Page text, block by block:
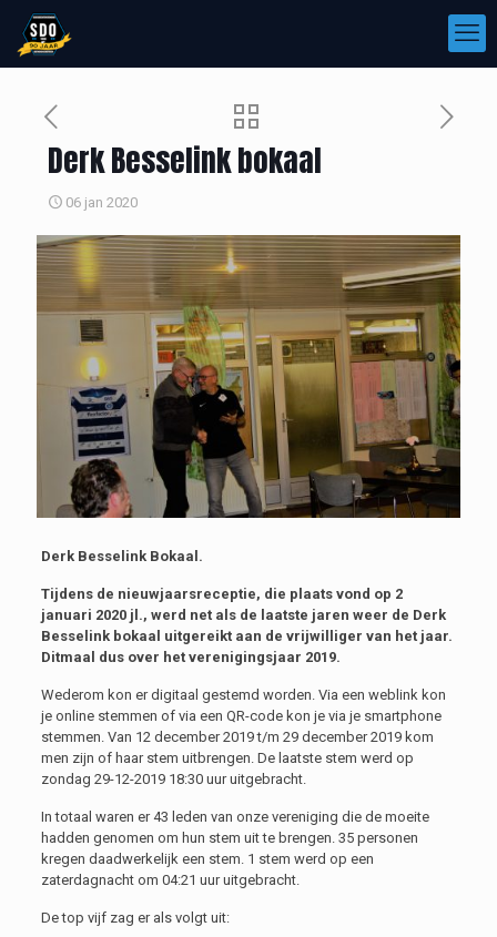
Derk Besselink bokaal
06 jan 2020
Derk Besselink Bokaal.
Tijdens de nieuwjaarsreceptie, die plaats vond op 2
januari 2020 jl., werd net als de laatste jaren weer de Derk
Besselink bokaal uitgereikt aan de vrijwilliger van het jaar.
Ditmaal dus over het verenigingsjaar 2019.
Wederom kon er digitaal gestemd worden. Via een weblink kon
je online stemmen of via een QR-code kon je via je smartphone
stemmen. Van 12 december 2019 t/m 29 december 2019 kom
men zijn of haar stem uitbrengen. De laatste stem werd op
zondag 29-12-2019 18:30 uur uitgebracht.
In totaal waren er 43 leden van onze vereniging die de moeite
hadden genomen om hun stem uit te brengen. 35 personen
kregen daadwerkelijk een stem. 1 stem werd op een
zaterdagnacht om 04:21 uur uitgebracht.
De top vijf zag er als volgt uit: